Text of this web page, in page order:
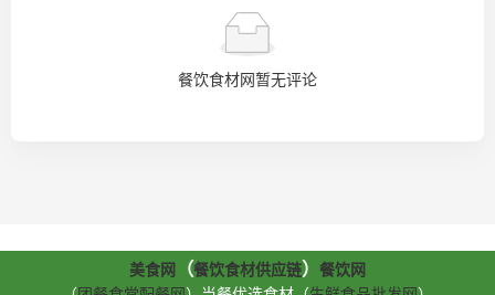
餐饮食材网暂无评论
美食网 （餐饮食材供应链）
餐饮网